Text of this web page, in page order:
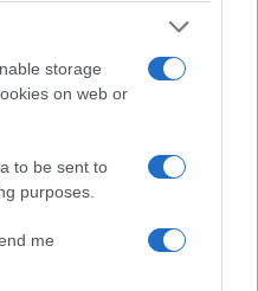
storage
on web or
to be sent to
purposes.
me
di controllare se